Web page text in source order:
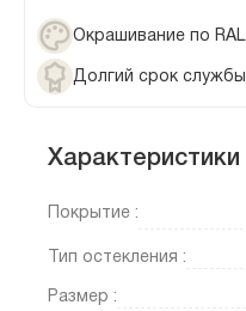
Окрашивание по RAL
Долгий срок службы
Характеристики
Покрытие :
Тип остекления :
Размер :